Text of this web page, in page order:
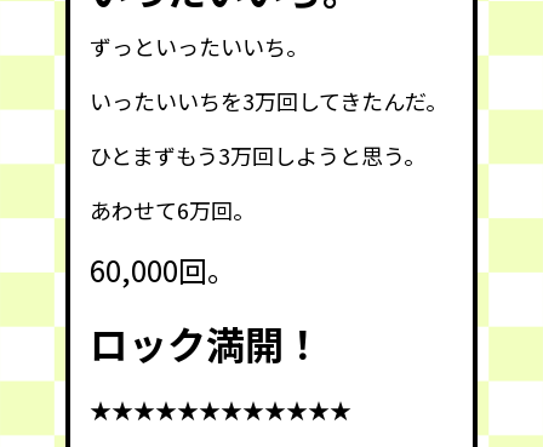
ずっといったいいち。
いったいいちを3万回してきたんだ。
ひとまずもう3万回しようと思う。
あわせて6万回。
60,000回。
ロック満開！
★★★★★★★★★★★★